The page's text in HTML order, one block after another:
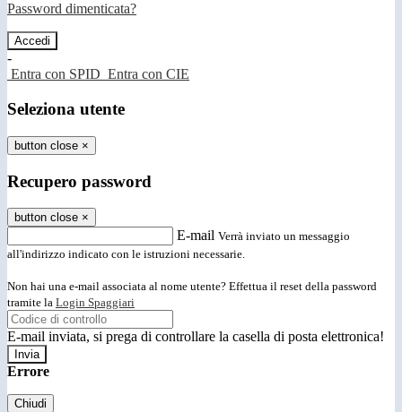
Password dimenticata?
-
Entra con SPID Entra con CIE
Seleziona utente
button close ×
Recupero password
button close ×
E-mail Verrà inviato un messaggio
all'indirizzo indicato con le istruzioni necessarie.
Non hai una e-mail associata al nome utente? Effettua il reset della password
tramite la Login Spaggiari
E-mail inviata, si prega di controllare la casella di posta elettronica!
Errore
Chiudi